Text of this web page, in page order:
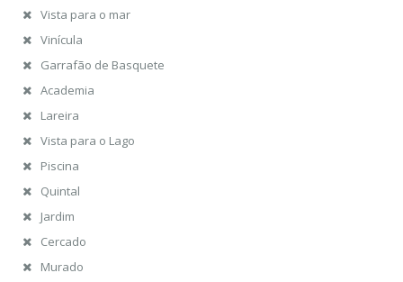
Vista para o mar
Vinícula
Garrafão de Basquete
Academia
Lareira
Vista para o Lago
Piscina
Quintal
Jardim
Cercado
Murado